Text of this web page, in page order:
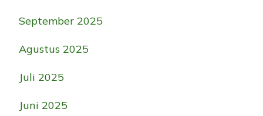
September 2025
Agustus 2025
Juli 2025
Juni 2025